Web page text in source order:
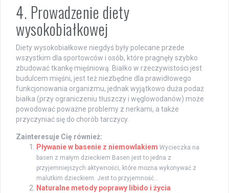
4. Prowadzenie diety
wysokobiałkowej
Diety wysokobiałkowe niegdyś były polecane przede
wszystkim dla sportowców i osób, które pragnęły szybko
zbudować tkankę mięśniową. Białko w rzeczywistości jest
budulcem mięśni, jest też niezbędne dla prawidłowego
funkcjonowania organizmu, jednak wyjątkowo duża podaż
białka (przy ograniczeniu tłuszczy i węglowodanów) może
powodować poważne problemy z nerkami, a także
przyczyniać się do chorób tarczycy.
Zainteresuje Cię również:
Pływanie w basenie z niemowlakiem Wycieczka na
basen z małym dzieckiem Basen jest to jedna z
przyjemniejszych aktywności, które można wykonywać z
malutkim dzieckiem. Jest to przyjemność...
Naturalne metody poprawy libido i życia